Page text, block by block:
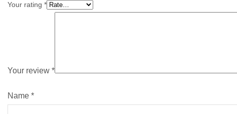
Your rating *
Your review *
Name *